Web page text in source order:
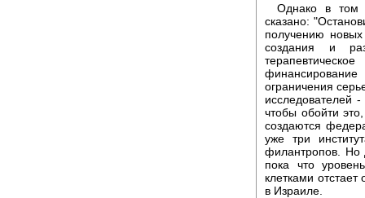
Однако в том
сказано:
получению
создания и
ограничения
исследователей
чтобы обойти
создаются
уже три
филантропов. Но
пока что
клетками
в Израиле.